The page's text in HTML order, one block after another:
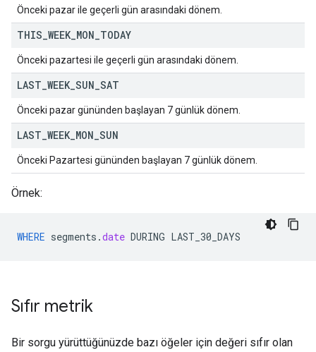
Önceki pazar ile geçerli gün arasındaki dönem.
THIS WEEK MON TODAY
Önceki pazartesi ile geçerli gün arasındaki dönem.
LAST WEEK SUN SAT
Önceki pazar gününden başlayan 7 günlük dönem.
LAST WEEK MON SUN
Önceki Pazartesi gününden başlayan 7 günlük dönem.
Örnek:
WHERE segments .date DURING LAST_30_DAYS
Sıfır metrik
Bir sorgu yürüttüğünüzde bazı öğeler için değeri sıfır olan